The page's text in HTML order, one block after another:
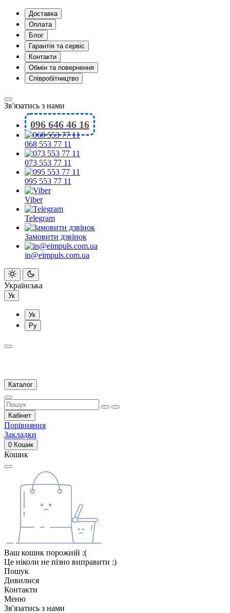
Доставка
Оплата
Блог
Гарантія та сервіс
Контакти
Обмін та повернення
Співробітництво
Зв'язатись з нами
096 646 46 16
068 553 77 11
073 553 77 11
095 553 77 11
Viber
Telegram
Замовити дзвінок
in@eimpuls.com.ua
Українська
Ук
Ук
Ру
Каталог
Кабінет
Порівняння
Закладки
0 Кошик
Кошик
Ваш кошик порожній :(
Це ніколи не пізно виправити :)
Пошук
Дивилися
Контакти
Меню
Зв'язатись з нами